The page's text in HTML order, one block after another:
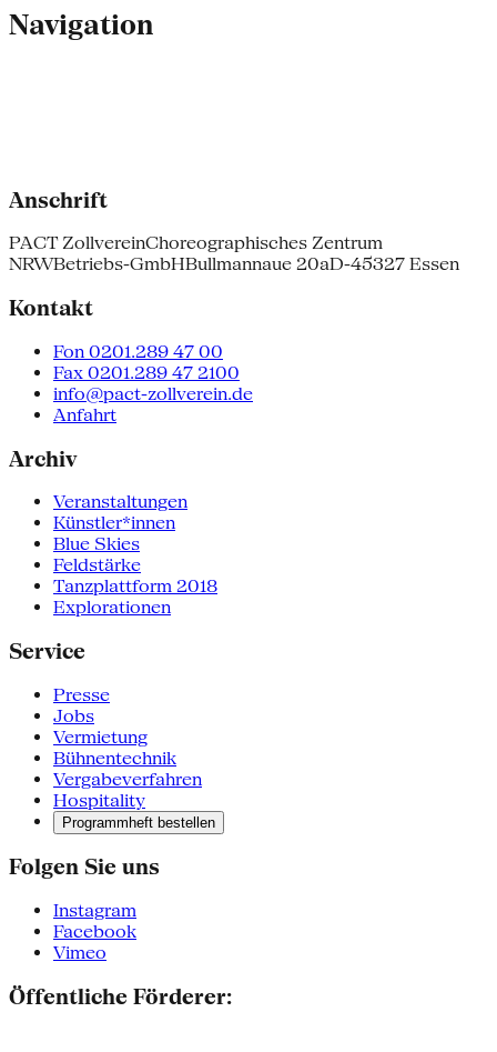
Navigation
Anschrift
PACT ZollvereinChoreographisches Zentrum
NRWBetriebs-GmbHBullmannaue 20aD-45327 Essen
Kontakt
Fon 0201.289 47 00
Fax 0201.289 47 2100
info@pact-zollverein.de
Anfahrt
Archiv
Veranstaltungen
Künstler*innen
Blue Skies
Feldstärke
Tanzplattform 2018
Explorationen
Service
Presse
Jobs
Vermietung
Bühnentechnik
Vergabeverfahren
Hospitality
Programmheft bestellen
Folgen Sie uns
Instagram
Facebook
Vimeo
Öffentliche Förderer: